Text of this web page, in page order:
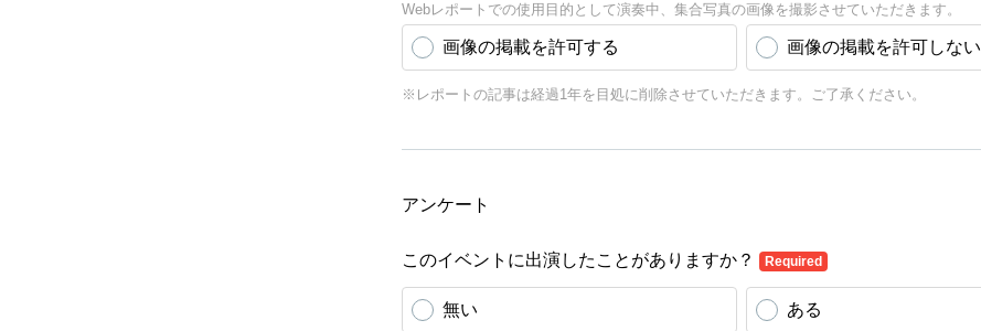
Webレポートでの使用目的として演奏中、集合写真の画像を撮影させていただきます。
画像の掲載を許可する 画像の掲載を許可しない
※レポートの記事は経過1年を目処に削除させていただきます。ご了承ください。
アンケート
このイベントに出演したことがありますか？ Required
無い ある